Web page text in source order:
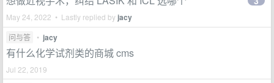
May 24, 2022 • Lastly replied by jacy
问与答 • jacy
有什么化学试剂类的商城 cms
Jul 22, 2019